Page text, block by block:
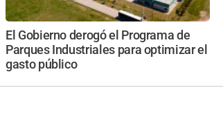
El Gobierno derogó el Programa de
Parques Industriales para optimizar el
gasto público